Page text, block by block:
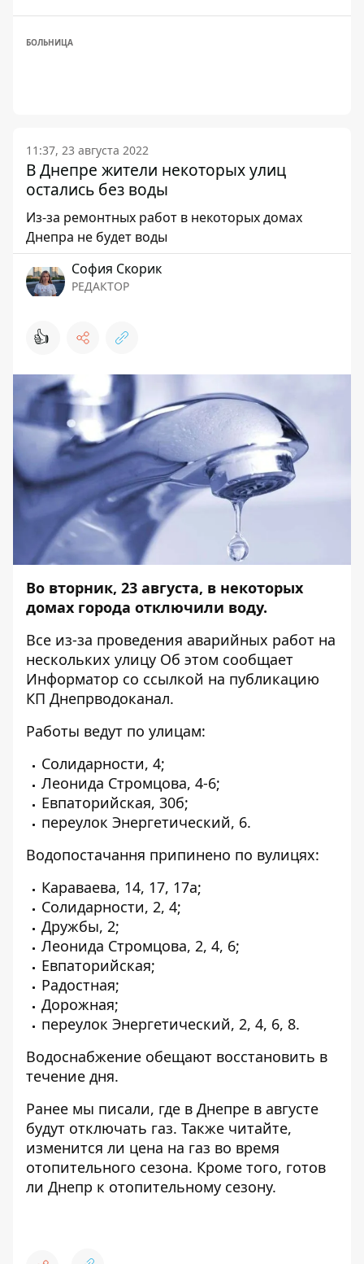
БОЛЬНИЦА
11:37, 23 августа 2022
В Днепре жители некоторых улиц
остались без воды
Из-за ремонтных работ в некоторых домах
Днепра не будет воды
София Скорик
РЕДАКТОР
👍
Во вторник, 23 августа, в некоторых
домах города отключили воду.
Все из-за проведения аварийных работ на
нескольких улицу Об этом сообщает
Информатор со ссылкой на публикацию
КП Днепрводоканал.
Работы ведут по улицам:
Солидарности, 4;
Леонида Стромцова, 4-6;
Евпаторийская, 30б;
переулок Энергетический, 6.
Водопостачання припинено по вулицях:
Караваева, 14, 17, 17а;
Солидарности, 2, 4;
Дружбы, 2;
Леонида Стромцова, 2, 4, 6;
Евпаторийская;
Радостная;
Дорожная;
переулок Энергетический, 2, 4, 6, 8.
Водоснабжение обещают восстановить в
течение дня.
Ранее мы писали, где в Днепре в августе
будут отключать газ. Также читайте,
изменится ли цена на газ во время
отопительного сезона. Кроме того, готов
ли Днепр к отопительному сезону.